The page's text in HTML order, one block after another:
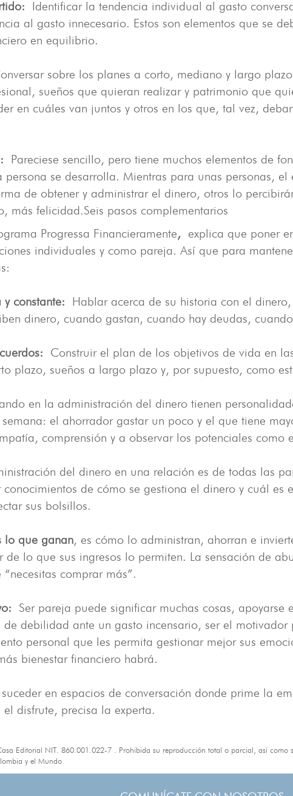
Identificar la tendencia individual al gasto
al gasto innecesario. Estos son elementos que se
en equilibrio.
sobre los planes a corto, mediano y largo
sueños que quieran realizar y patrimonio que
en cuáles van juntos y otros en los que, tal vez,
Pareciese sencillo, pero tiene muchos elementos de
persona se desarrolla. Mientras para unas personas,
de obtener y administrar el dinero, otros lo
más felicidad.Seis pasos complementarios
Progressa Financieramente, explica que poner
individuales y como pareja. Así que para
y constante: Hablar acerca de su historia con el
dinero, cuando gastan, cuando hay deudas,
Construir el plan de los objetivos de vida en
plazo, sueños a largo plazo y, por supuesto, como
en la administración del dinero tienen
el ahorrador gastar un poco y el que tiene
comprensión y a observar los potenciales como
del dinero en una relación es de todas las
de cómo se gestiona el dinero y cuál es
sus bolsillos.
lo que ganan, es cómo lo administran, ahorran e
de lo que sus ingresos lo permiten. La sensación de
comprar más”.
Ser pareja puede significar muchas cosas,
de debilidad ante un gasto incensario, ser el
personal que les permita gestionar mejor sus
bienestar financiero habrá.
suceder en espacios de conversación donde prime la
disfrute, precisa la experta.
Editorial NIT. 860.001.022-7 . Prohibida su reproducción total o parcial, así
y el Mundo